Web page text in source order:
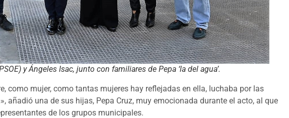
y Ángeles Isac, junto con familiares de Pepa ‘la del agua’.
como mujer, como tantas mujeres hay reflejadas en ella, luchaba por las
añadió una de sus hijas, Pepa Cruz, muy emocionada durante el acto, al que
de los grupos municipales.